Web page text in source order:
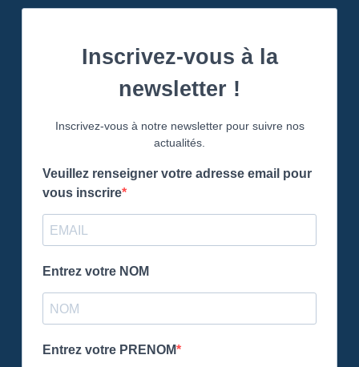
Inscrivez-vous à la
newsletter !
Inscrivez-vous à notre newsletter pour suivre nos
actualités.
Veuillez renseigner votre adresse email pour
vous inscrire
Entrez votre NOM
Entrez votre PRENOM